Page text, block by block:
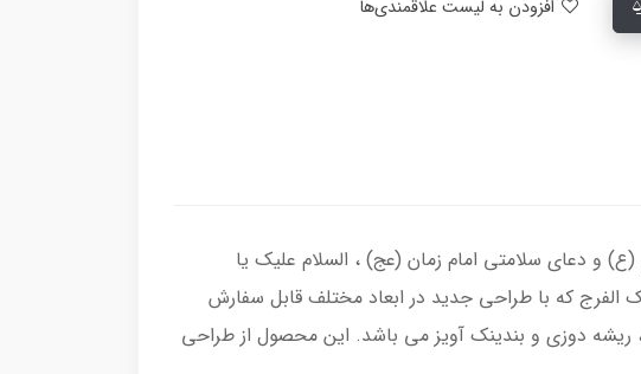
و دعای سلامتی امام زمان (عج) ، السلام علیک یا
الفرج که با طراحی جدید در ابعاد مختلف قابل سفارش
ریشه دوزی و بندینک آویز می باشد. این محصول از طراحی